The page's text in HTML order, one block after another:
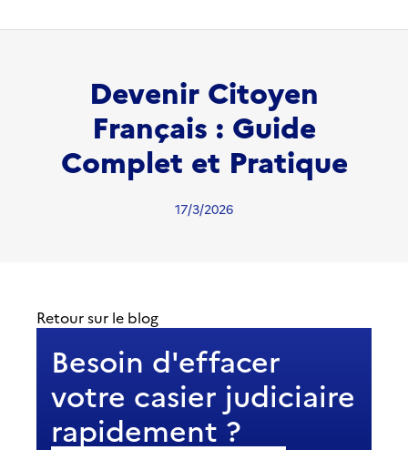
Devenir Citoyen
Français : Guide
Complet et Pratique
17/3/2026
Retour sur le blog
Besoin d'effacer
votre casier judiciaire
rapidement ?